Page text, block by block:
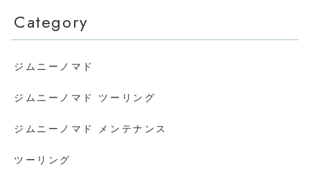
Category
ジムニーノマド
ジムニーノマド ツーリング
ジムニーノマド メンテナンス
ツーリング